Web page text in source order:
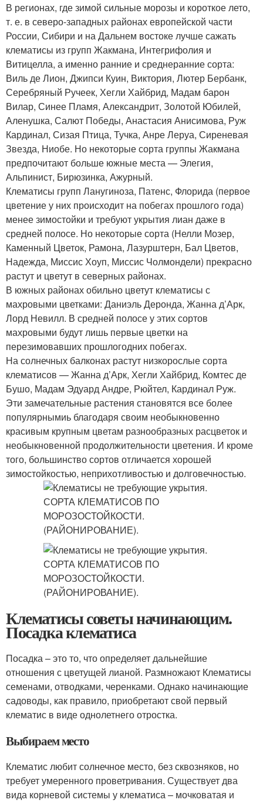
В регионах, где зимой сильные морозы и короткое лето,
т. е. в северо-западных районах европейской части
России, Сибири и на Дальнем востоке лучше сажать
клематисы из групп Жакмана, Интегрифолия и
Витицелла, а именно ранние и среднеранние сорта:
Виль де Лион, Джипси Куин, Виктория, Лютер Бербанк,
Серебряный Ручеек, Хегли Хайбрид, Мадам барон
Вилар, Синее Пламя, Александрит, Золотой Юбилей,
Аленушка, Салют Победы, Анастасия Анисимова, Руж
Кардинал, Сизая Птица, Тучка, Анре Леруа, Сиреневая
Звезда, Ниобе. Но некоторые сорта группы Жакмана
предпочитают больше южные места — Элегия,
Альпинист, Бирюзинка, Ажурный.
Клематисы групп Ланугиноза, Патенс, Флорида (первое
цветение у них происходит на побегах прошлого года)
менее зимостойки и требуют укрытия лиан даже в
средней полосе. Но некоторые сорта (Нелли Мозер,
Каменный Цветок, Рамона, Лазурштерн, Бал Цветoв,
Надежда, Миссис Хоуп, Миссис Чолмондели) прекрасно
растут и цветут в северных районах.
В южных районах обильно цветут клематисы с
махровыми цветками: Даниэль Деронда, Жанна д’Арк,
Лорд Невилл. В средней полосе у этих сортов
махровыми будут лишь первые цветки на
перезимовавших прошлогодних побегах.
На солнечных балконах растут низкорослые сорта
клематисов — Жанна д’Арк, Хегли Хайбрид, Комтес де
Бушо, Мадам Эдуард Андре, Рюйтел, Кардинал Руж.
Эти замечательные растения становятся все более
популярнымиь благодаря своим необыкновенно
красивым крупным цветам разнообразных расцветок и
необыкновенной продолжительности цветения. И кроме
того, большинство сортов отличается хорошей
зимостойкостью, неприхотливостью и долговечностью.
Клематисы советы начинающим.
Посадка клематиса
Посадка – это то, что определяет дальнейшие
отношения с цветущей лианой. Размножают Клематисы
семенами, отводками, черенками. Однако начинающие
садоводы, как правило, приобретают свой первый
клематис в виде однолетнего отростка.
Выбираем место
Клематис любит солнечное место, без сквозняков, но
требует умеренного проветривания. Существует два
вида корневой системы у клематиса – мочковатая и